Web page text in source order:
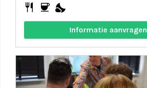
restaurant coffee nights_stay
Informatie aanvragen